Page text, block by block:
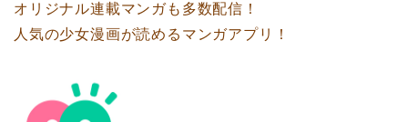
オリジナル連載マンガも多数配信！
人気の少女漫画が読めるマンガアプリ！